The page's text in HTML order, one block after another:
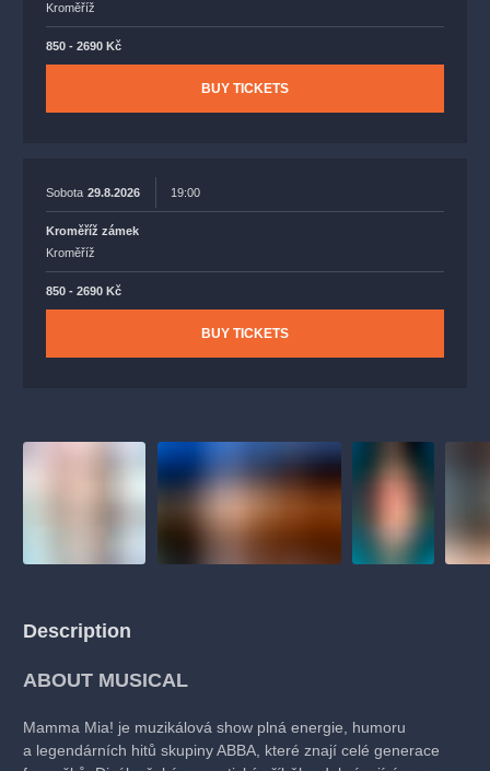
Kroměříž
850 - 2690 Kč
BUY TICKETS
Sobota 29.8.2026 19:00
Kroměříž zámek
Kroměříž
850 - 2690 Kč
BUY TICKETS
Description
ABOUT MUSICAL
Mamma Mia! je muzikálová show plná energie, humoru
a legendárních hitů skupiny ABBA, které znají celé generace